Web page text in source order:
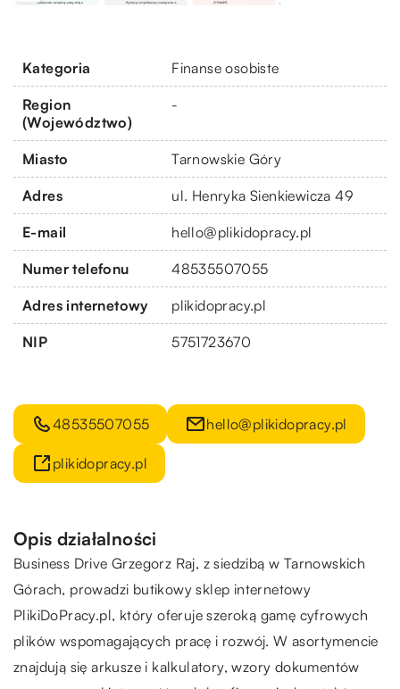
Kategoria Finanse osobiste
Region
(Województwo)
-
Miasto Tarnowskie Góry
Adres ul. Henryka Sienkiewicza 49
E-mail hello@plikidopracy.pl
Numer telefonu 48535507055
Adres internetowy plikidopracy.pl
NIP 5751723670
48535507055 hello@plikidopracy.pl
plikidopracy.pl
Opis działalności
Business Drive Grzegorz Raj, z siedzibą w Tarnowskich
Górach, prowadzi butikowy sklep internetowy
PlikiDoPracy.pl, który oferuje szeroką gamę cyfrowych
plików wspomagających pracę i rozwój. W asortymencie
znajdują się arkusze i kalkulatory, wzory dokumentów